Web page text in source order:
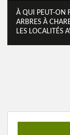
À QUI PEUT-ON
ARBRES À
LES LOCALITÉS